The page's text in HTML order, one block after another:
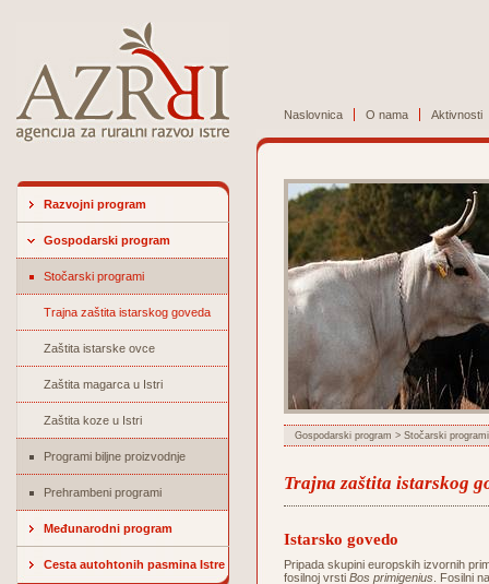
Naslovnica O nama Aktivnosti
Razvojni program
Gospodarski program
Stočarski programi
Trajna zaštita istarskog goveda
Zaštita istarske ovce
Zaštita magarca u Istri
Zaštita koze u Istri
Programi biljne proizvodnje
Prehrambeni programi
Međunarodni program
Cesta autohtonih pasmina Istre
Gospodarski program > Stočarski programi
Trajna zaštita istarskog
Istarsko govedo
Pripada skupini europskih izvornih
fosilnoj vrsti Bos primigenius . Fosilni